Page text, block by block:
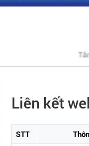
Tăng
Liên kết
STT